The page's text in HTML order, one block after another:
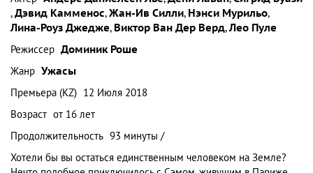
,Дэвид Камменос,Жан-Ив Силли, Нэнси Мурильо,
Лина-Роуз Джедже, Виктор Ван Дер Верд,Лео Пуле
Режиссер Доминик Роше
Жанр Ужасы
Премьера (KZ) 12 Июля 2018
Возраст от 16 лет
Продолжительность 93 минуты /
Хотели бы вы остаться единственным человеком на Земле?